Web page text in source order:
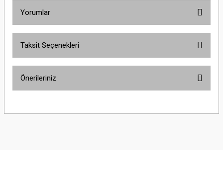
Yorumlar
Taksit Seçenekleri
Önerileriniz
yetersiz gördüğünüz noktaları öneri formunu kullanarak tarafımıza